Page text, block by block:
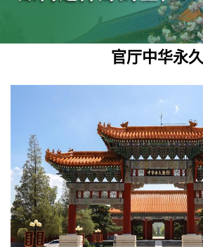
官厅中华永久